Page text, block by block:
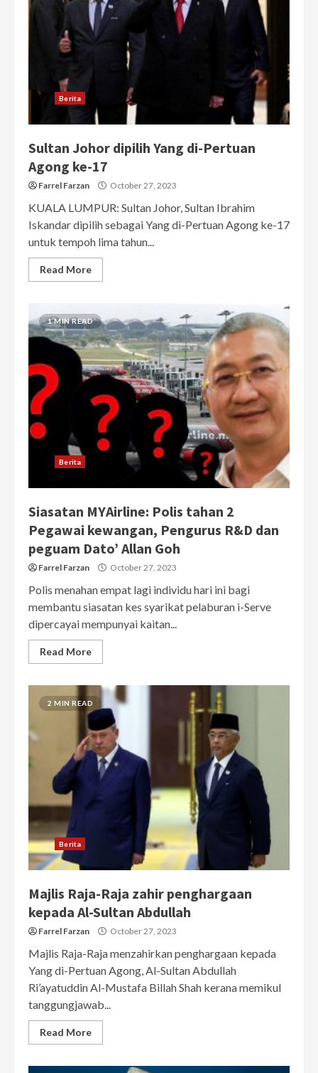
Berita
Sultan Johor dipilih Yang di-Pertuan
Agong ke-17
Farrel Farzan October 27, 2023
KUALA LUMPUR: Sultan Johor, Sultan Ibrahim
Iskandar dipilih sebagai Yang di-Pertuan Agong ke-17
untuk tempoh lima tahun...
Read More
1 MIN READ
Berita
Siasatan MYAirline: Polis tahan 2
Pegawai kewangan, Pengurus R&D dan
peguam Dato’ Allan Goh
Farrel Farzan October 27, 2023
Polis menahan empat lagi individu hari ini bagi
membantu siasatan kes syarikat pelaburan i-Serve
dipercayai mempunyai kaitan...
Read More
2 MIN READ
Berita
Majlis Raja-Raja zahir penghargaan
kepada Al-Sultan Abdullah
Farrel Farzan October 27, 2023
Majlis Raja-Raja menzahirkan penghargaan kepada
Yang di-Pertuan Agong, Al-Sultan Abdullah
Ri’ayatuddin Al-Mustafa Billah Shah kerana memikul
tanggungjawab...
Read More